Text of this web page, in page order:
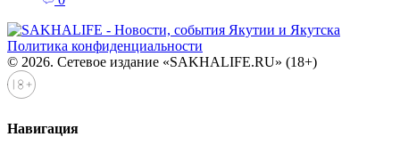
Политика конфиденциальности
© 2026. Сетевое издание «SAKHALIFE.RU» (18+)
Навигация